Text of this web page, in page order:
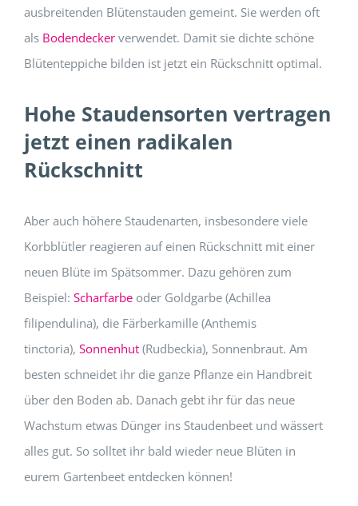
ausbreitenden Blütenstauden gemeint. Sie werden oft
als Bodendeckerverwendet. Damit sie dichte schöne
Blütenteppiche bilden ist jetzt ein Rückschnitt optimal.
Hohe Staudensorten vertragen
jetzt einen radikalen
Rückschnitt
Aber auch höhere Staudenarten, insbesondere viele
Korbblütler reagieren auf einen Rückschnitt mit einer
neuen Blüte im Spätsommer. Dazu gehören zum
Beispiel: Scharfarbeoder Goldgarbe (Achillea
filipendulina), die Färberkamille (Anthemis
tinctoria), Sonnenhut(Rudbeckia), Sonnenbraut. Am
besten schneidet ihr die ganze Pflanze ein Handbreit
über den Boden ab. Danach gebt ihr für das neue
Wachstum etwas Dünger ins Staudenbeet und wässert
alles gut. So solltet ihr bald wieder neue Blüten in
eurem Gartenbeet entdecken können!